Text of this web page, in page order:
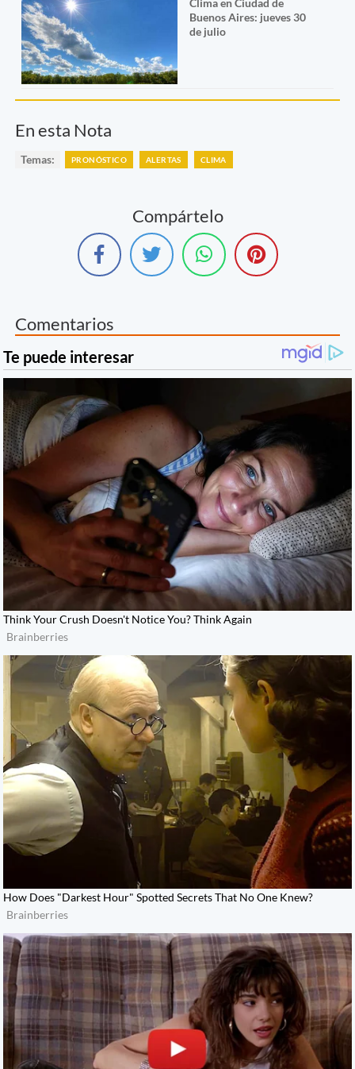
Clima en Ciudad de
Buenos Aires: jueves 30
de julio
En esta Nota
Temas: PRONÓSTICO ALERTAS CLIMA
Compártelo
Comentarios